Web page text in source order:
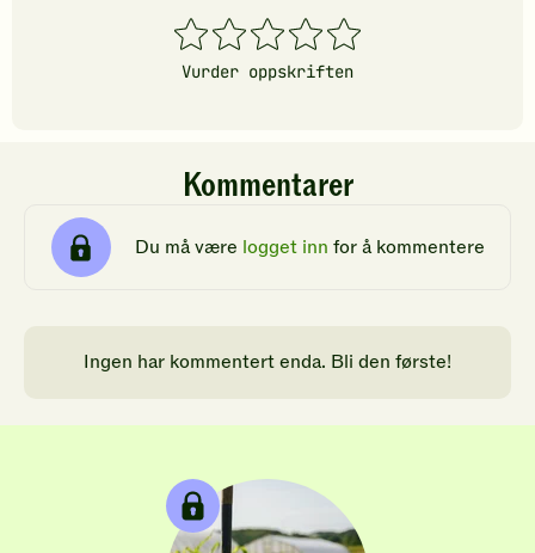
1
stjerner
2
stjerner
3
stjerner
4
stjerner
5
stjerner
Vurder oppskriften
Kommentarer
Du må være logget inn for å kommentere
Ingen har kommentert enda. Bli den første!